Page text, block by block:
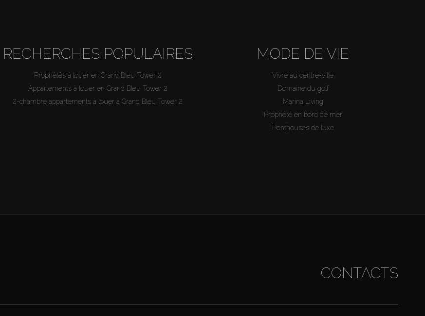
RECHERCHES POPULAIRES
Propriétés à louer en Grand Bleu Tower 2
Appartements à louer en Grand Bleu Tower 2
2-chambre appartements à louer à Grand Bleu Tower 2
MODE DE VIE
Vivre au centre-ville
Domaine du golf
Marina Living
Propriété en bord de mer
Penthouses de luxe
CONTACTS